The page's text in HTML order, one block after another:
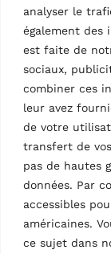
analyser le
également des
est faite de
sociaux,
combiner ces
leur avez
de votre
transfert de
pas de hautes
données. Par
accessibles
américaines.
ce sujet dans
Pays d’origine,